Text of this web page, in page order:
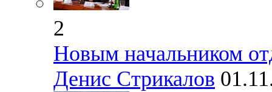
2
Новым начальником
Денис Стрикалов